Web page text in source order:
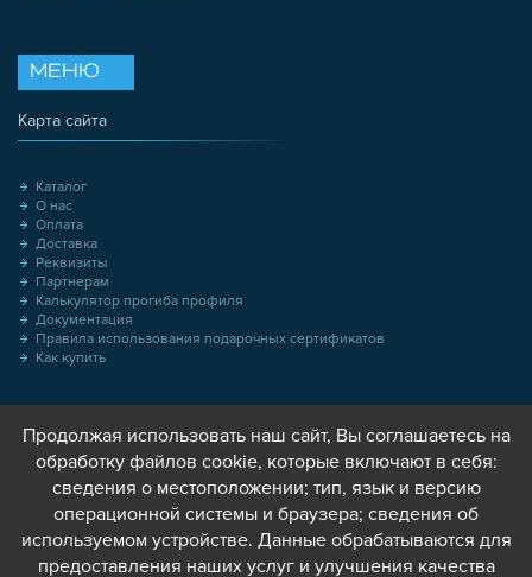
МЕНЮ
Карта сайта
Каталог
О нас
Оплата
Доставка
Реквизиты
Партнерам
Калькулятор прогиба профиля
Документация
Правила использования подарочных сертификатов
Как купить
Продолжая использовать наш сайт, Вы соглашаетесь на
обработку файлов cookie, которые включают в себя:
сведения о местоположении; тип, язык и версию
операционной системы и браузера; сведения об
используемом устройстве. Данные обрабатываются для
предоставления наших услуг и улучшения качества